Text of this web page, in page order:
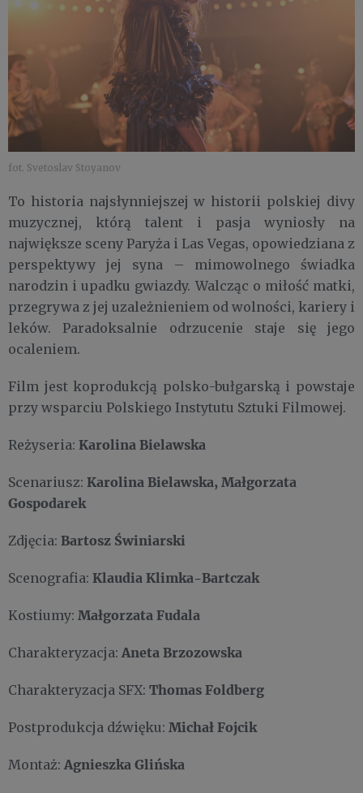
fot. Svetoslav Stoyanov
To historia najsłynniejszej w historii polskiej divy
muzycznej, którą talent i pasja wyniosły na
największe sceny Paryża i Las Vegas, opowiedziana z
perspektywy jej syna – mimowolnego świadka
narodzin i upadku gwiazdy. Walcząc o miłość matki,
przegrywa z jej uzależnieniem od wolności, kariery i
leków. Paradoksalnie odrzucenie staje się jego
ocaleniem.
Film jest koprodukcją polsko-bułgarską i powstaje
przy wsparciu Polskiego Instytutu Sztuki Filmowej.
Reżyseria: Karolina Bielawska
Scenariusz: Karolina Bielawska, Małgorzata
Gospodarek
Zdjęcia: Bartosz Świniarski
Scenografia: Klaudia Klimka-Bartczak
Kostiumy: Małgorzata Fudala
Charakteryzacja: Aneta Brzozowska
Charakteryzacja SFX: Thomas Foldberg
Postprodukcja dźwięku: Michał Fojcik
Montaż: Agnieszka Glińska